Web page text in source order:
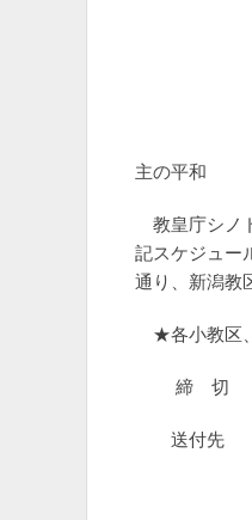
主の平和
教皇庁シノ
記スケジュー
通り、新潟教
★各小教区
締
送付先 教
データ